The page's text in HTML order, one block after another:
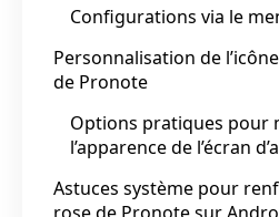
Configurations via le
Personnalisation de
de Pronote
Options pratiques pour
l’apparence de l’écran
Astuces système pour
rose de Pronote sur